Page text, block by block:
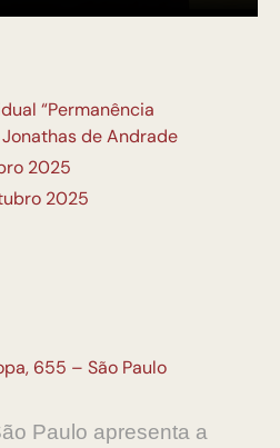
“Permanência
Jonathas de Andrade
2025
2025
655 – São Paulo
Paulo apresenta a